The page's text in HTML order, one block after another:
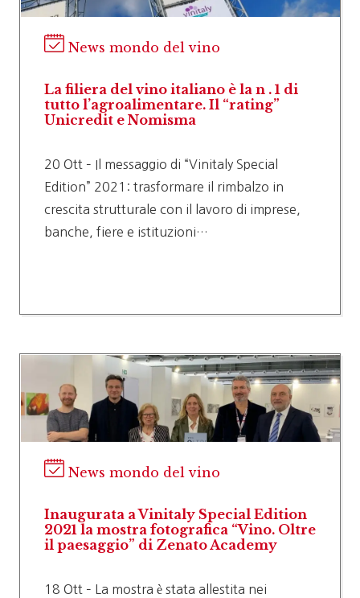
News mondo del vino
La filiera del vino italiano è la n . 1 di
tutto l’agroalimentare. Il “rating”
Unicredit e Nomisma
20 Ott – Il messaggio di “Vinitaly Special
Edition” 2021: trasformare il rimbalzo in
crescita strutturale con il lavoro di imprese,
banche, fiere e istituzioni…
News mondo del vino
Inaugurata a Vinitaly Special Edition
2021 la mostra fotografica “Vino. Oltre
il paesaggio” di Zenato Academy
18 Ott – La mostra è stata allestita nei